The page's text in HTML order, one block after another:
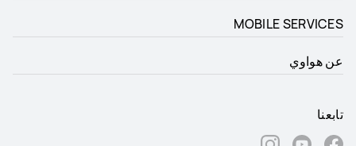
MOBILE SERVICES
عن هواوي
تابعنا